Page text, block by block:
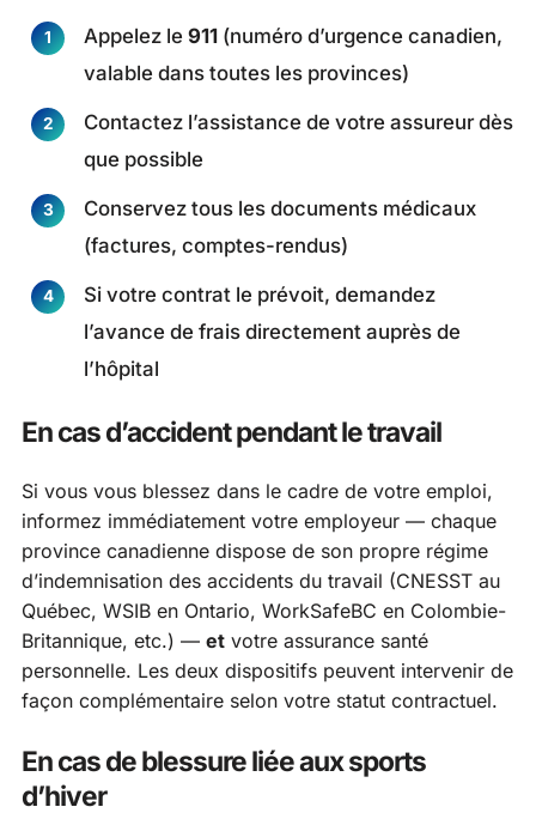
Appelez le 911 (numéro d’urgence canadien,
valable dans toutes les provinces)
Contactez l’assistance de votre assureur dès
que possible
Conservez tous les documents médicaux
(factures, comptes-rendus)
Si votre contrat le prévoit, demandez
l’avance de frais directement auprès de
l’hôpital
En cas d’accident pendant le travail
Si vous vous blessez dans le cadre de votre emploi,
informez immédiatement votre employeur — chaque
province canadienne dispose de son propre régime
d’indemnisation des accidents du travail (CNESST au
Québec, WSIB en Ontario, WorkSafeBC en Colombie-
Britannique, etc.) — et votre assurance santé
personnelle. Les deux dispositifs peuvent intervenir de
façon complémentaire selon votre statut contractuel.
En cas de blessure liée aux sports
d’hiver